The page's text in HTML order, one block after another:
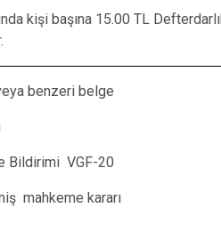
kişi başına 15.00 TL
benzeri belge
Bildirimi VGF-20
mahkeme kararı